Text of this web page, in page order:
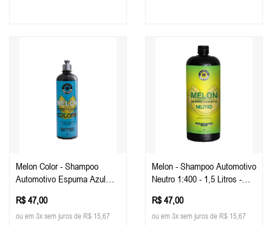
Melon Color - Shampoo
Automotivo Espuma Azul
R$ 47,00
ou em 3x sem juros de R$ 15,67
Melon - Shampoo Automotivo
Neutro 1:400 - 1,5 Litros -
R$ 47,00
ou em 3x sem juros de R$ 15,67